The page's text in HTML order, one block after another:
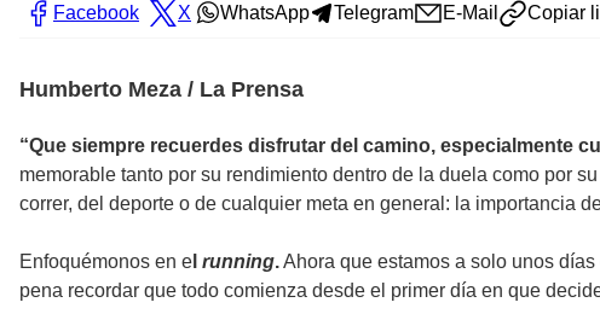
Facebook X WhatsApp Telegram E-Mail Copiar
Humberto Meza / La Prensa
“Que siempre recuerdes disfrutar del camino, especialmente
memorable tanto por su rendimiento dentro de la duela como por
correr, del deporte o de cualquier meta en general: la importancia
Enfoquémonos en e running.Ahora que estamos a solo unos días
pena recordar que todo comienza desde el primer día en que